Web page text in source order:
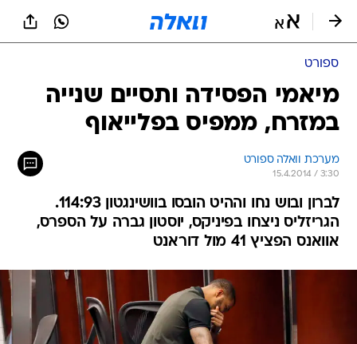
ספורט
מיאמי הפסידה ותסיים שנייה
במזרח, ממפיס בפלייאוף
מערכת וואלה ספורט
15.4.2014 / 3:30
לברון ובוש נחו וההיט הובסו בוושינגטון 114:93.
הגריזליס ניצחו בפיניקס, יוסטון גברה על הספרס,
אוואנס הפציץ 41 מול דוראנט